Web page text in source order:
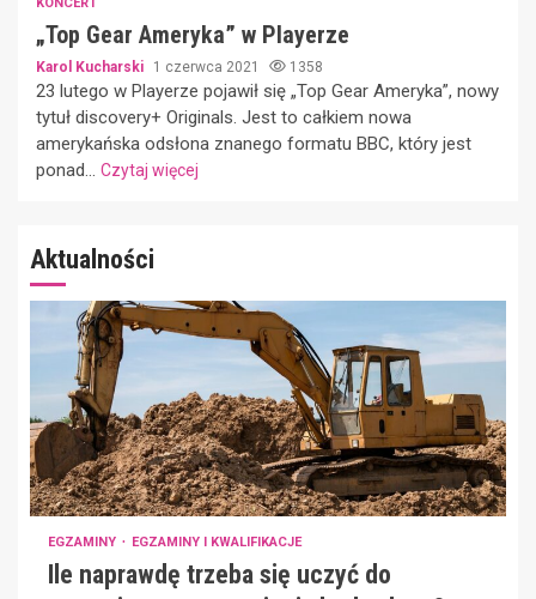
„Top Gear Ameryka” w Playerze
Karol Kucharski 1 czerwca 2021 1358
23 lutego w Playerze pojawił się „Top Gear Ameryka”, nowy
tytuł discovery+ Originals. Jest to całkiem nowa
amerykańska odsłona znanego formatu BBC, który jest
ponad... Czytaj więcej
Aktualności
EGZAMINY EGZAMINY I KWALIFIKACJE
Ile naprawdę trzeba się uczyć do